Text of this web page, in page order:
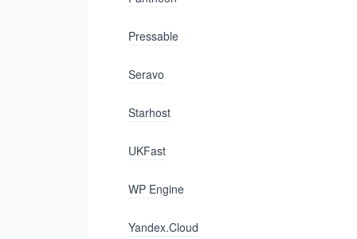
Pressable
Seravo
Starhost
UKFast
WP Engine
Yandex.Cloud